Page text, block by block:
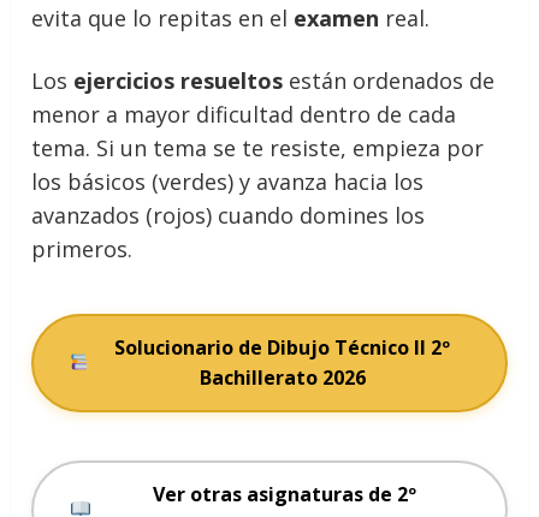
evita que lo repitas en el examen real.
Los ejercicios resueltos están ordenados de
menor a mayor dificultad dentro de cada
tema. Si un tema se te resiste, empieza por
los básicos (verdes) y avanza hacia los
avanzados (rojos) cuando domines los
primeros.
Solucionario de Dibujo Técnico II 2º
Bachillerato 2026
Ver otras asignaturas de 2º